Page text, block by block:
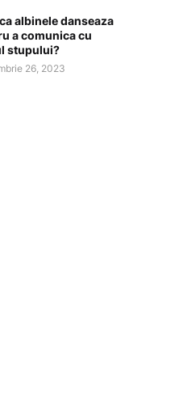
albinele danseaza
a comunica cu
stupului?
26, 2023